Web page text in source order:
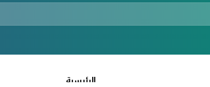
الرئيسية